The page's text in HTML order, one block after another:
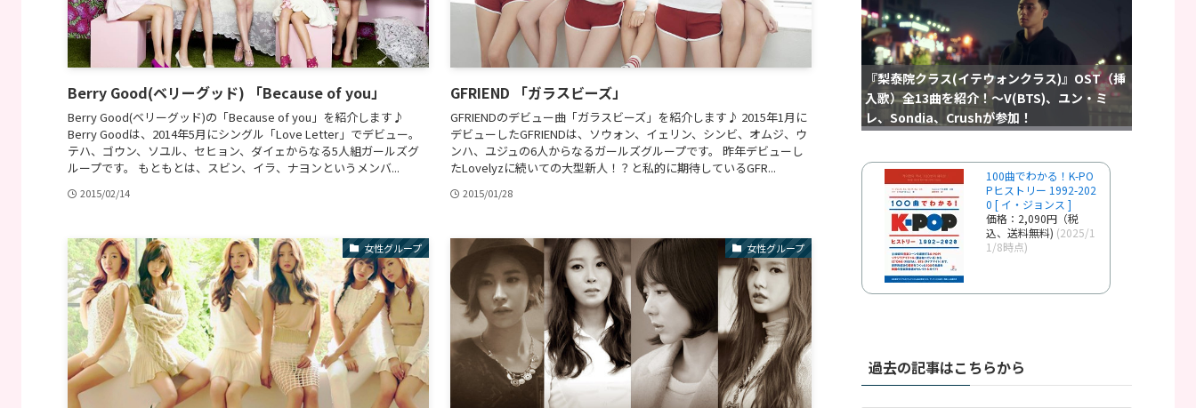
Berry Good(ベリーグッド) 「Because of you」
Berry Good(ベリーグッド)の「Because of you」を紹介します♪
Berry Goodは、2014年5月にシングル「Love Letter」でデビュー。
テハ、ゴウン、ソユル、セヒョン、ダイェからなる5人組ガールズグ
ループです。 もともとは、スビン、イラ、ナヨンというメンバ...
2015/02/14
GFRIEND 「ガラスビーズ」
GFRIENDのデビュー曲「ガラスビーズ」を紹介します♪ 2015年1月に
デビューしたGFRIENDは、ソウォン、イェリン、シンビ、オムジ、ウ
ンハ、ユジュの6人からなるガールズグループです。 昨年デビューし
たLovelyzに続いての大型新人！？と私的に期待しているGFR...
2015/01/28
女性グループ 女性グループ
『梨泰院クラス(イテウォンクラス)』OST（挿
入歌）全13曲を紹介！〜V(BTS)、ユン・ミ
レ、Sondia、Crushが参加！
100曲でわかる！K-PO
Pヒストリー 1992-202
0 [ イ・ジョンス ]
価格：2,090円（税
込、送料無料) (2025/1
1/8時点)
過去の記事はこちらから